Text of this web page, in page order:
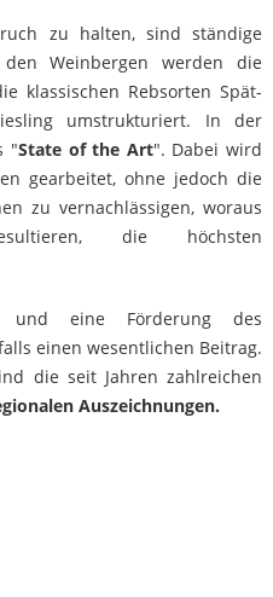
zu halten, sind ständige
Weinbergen werden die
klassischen Rebsorten Spät-
umstrukturiert. In der
"State of the Art". Dabei wird
gearbeitet, ohne jedoch die
zu vernachlässigen, woraus
die höchsten
und eine Förderung des
einen wesentlichen Beitrag.
die seit Jahren zahlreichen
Auszeichnungen.